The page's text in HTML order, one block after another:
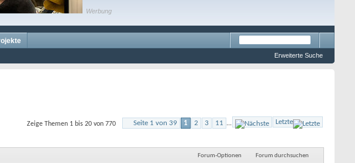
Werbung
Erweiterte Suche
Seite 1 von 39 1 2 3 11 ... Letzte
Zeige Themen 1 bis 20 von 770
Forum-Optionen Forum durchsuchen